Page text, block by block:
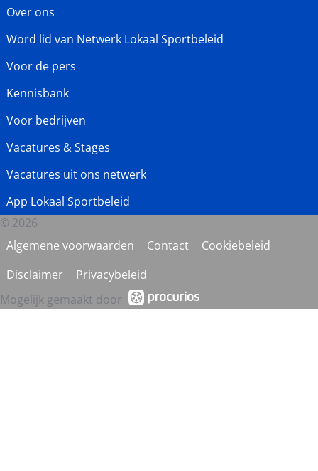
Over ons
Word lid van Netwerk Lokaal Sportbeleid
Voor de pers
Kennisbank
Voor bedrijven
Vacatures & Stages
Vacatures uit ons netwerk
App Lokaal Sportbeleid
© 2026
Algemene voorwaarden
Contact
Cookiebeleid
Disclaimer
Privacybeleid
Mogelijk gemaakt door